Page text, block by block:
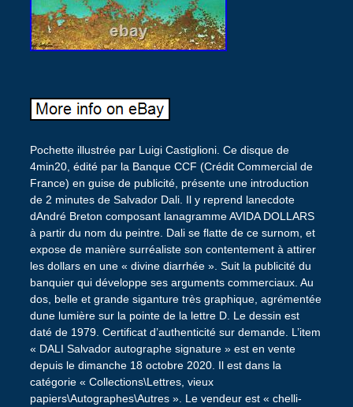
Pochette illustrée par Luigi Castiglioni. Ce disque de
4min20, édité par la Banque CCF (Crédit Commercial de
France) en guise de publicité, présente une introduction
de 2 minutes de Salvador Dali. Il y reprend lanecdote
dAndré Breton composant lanagramme AVIDA DOLLARS
à partir du nom du peintre. Dali se flatte de ce surnom, et
expose de manière surréaliste son contentement à attirer
les dollars en une « divine diarrhée ». Suit la publicité du
banquier qui développe ses arguments commerciaux. Au
dos, belle et grande siganture très graphique, agrémentée
dune lumière sur la pointe de la lettre D. Le dessin est
daté de 1979. Certificat d’authenticité sur demande. L’item
« DALI Salvador autographe signature » est en vente
depuis le dimanche 18 octobre 2020. Il est dans la
catégorie « Collections\Lettres, vieux
papiers\Autographes\Autres ». Le vendeur est « chelli-